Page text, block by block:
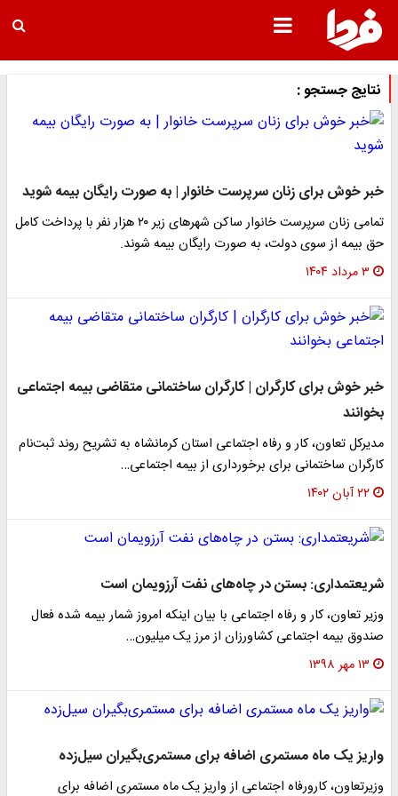
نتایج جستجو :
خبر خوش برای زنان سرپرست خانوار | به صورت رایگان بیمه شوید
تمامی زنان سرپرست خانوار ساکن شهرهای زیر ۲۰ هزار نفر با پرداخت کامل
حق بیمه از سوی دولت، به صورت رایگان بیمه شوند.
۳ مرداد ۱۴۰۴
خبر خوش برای کارگران | کارگران ساختمانی متقاضی بیمه اجتماعی
بخوانند
مدیرکل تعاون، کار و رفاه اجتماعی استان کرمانشاه به تشریح روند ثبت‌نام
کارگران ساختمانی برای برخورداری از بیمه اجتماعی…
۲۲ آبان ۱۴۰۲
شریعتمداری: بستن در چاه‌های نفت آرزویمان است
وزیر تعاون، کار و رفاه اجتماعی با بیان اینکه امروز شمار بیمه شده فعال
صندوق بیمه اجتماعی کشاورزان از مرز یک میلیون…
۱۳ مهر ۱۳۹۸
واریز یک ماه مستمری اضافه برای مستمری‌بگیران سیل‌زده
وزیرتعاون، کارورفاه اجتماعی از واریز یک ماه مستمری اضافه برای